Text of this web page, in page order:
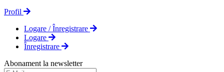
Profil
Logare / Înregistrare
Logare
Înregistrare
Abonament la newsletter